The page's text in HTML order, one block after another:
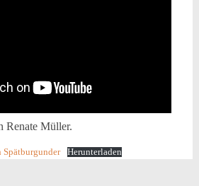
Renate Müller.
Spätburgunder Herunterladen